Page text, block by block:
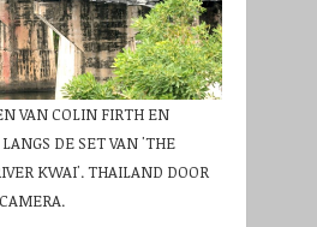
VAN COLIN FIRTH EN
DE SET VAN 'THE
KWAI'. THAILAND DOOR